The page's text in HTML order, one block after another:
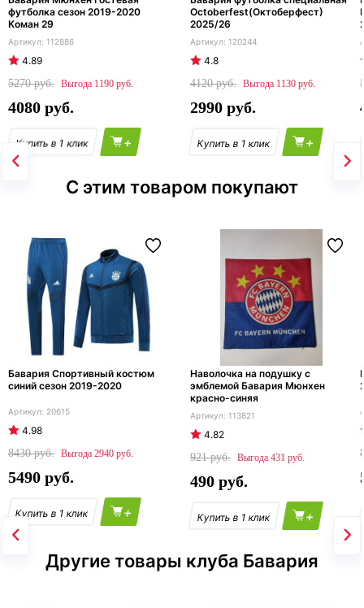
футболка сезон 2019-2020
Коман 29
112886
4.89
5270
1190
4080
+
Octoberfest(Октоберфест)
2025/26
120244
4.8
4120
1130
2990
+
С этим товаром покупают
Бавария Спортивный костюм
синий сезон 2019-2020
20615
4.98
8430
2940
5490
+
Наволочка на подушку с
эмблемой Бавария Мюнхен
красно-синяя
113821
4.82
921
431
490
+
Другие товары клуба Бавария